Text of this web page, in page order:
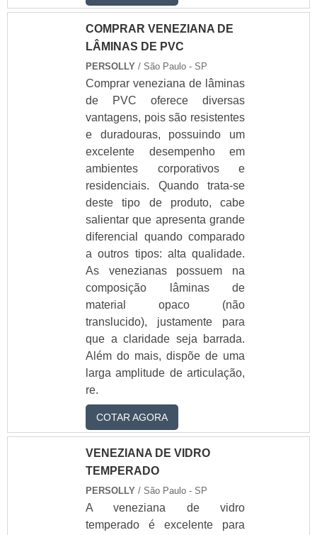
COMPRAR VENEZIANA DE
LÂMINAS DE PVC
PERSOLLY / São Paulo - SP
Comprar veneziana de lâminas
de PVC oferece diversas
vantagens, pois são resistentes
e duradouras, possuindo um
excelente desempenho em
ambientes corporativos e
residenciais. Quando trata-se
deste tipo de produto, cabe
salientar que apresenta grande
diferencial quando comparado
a outros tipos: alta qualidade.
As venezianas possuem na
composição lâminas de
material opaco (não
translucido), justamente para
que a claridade seja barrada.
Além do mais, dispõe de uma
larga amplitude de articulação,
re.
COTAR AGORA
VENEZIANA DE VIDRO
TEMPERADO
PERSOLLY / São Paulo - SP
A veneziana de vidro
temperado é excelente para